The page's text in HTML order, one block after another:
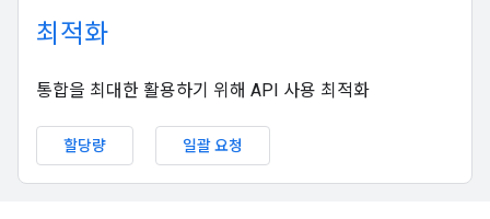
최적화
통합을 최대한 활용하기 위해 API 사용 최적화
할당량 일괄 요청